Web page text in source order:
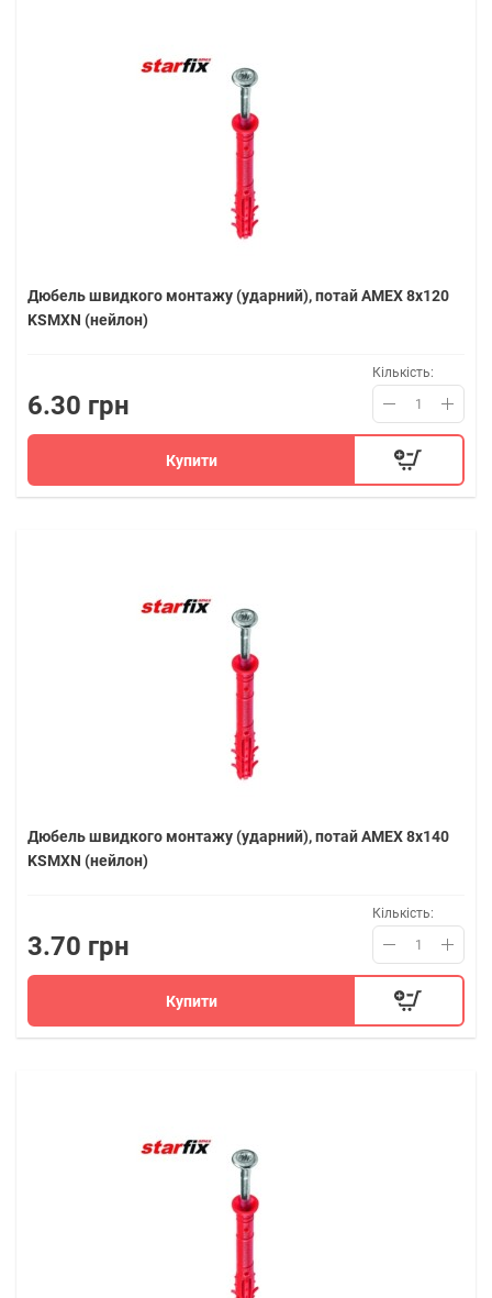
Дюбель швидкого монтажу (ударний), потай AMEX 8х120
KSMXN (нейлон)
6.30 грн
Кількість:
Купити
Дюбель швидкого монтажу (ударний), потай AMEX 8х140
KSMXN (нейлон)
3.70 грн
Кількість:
Купити